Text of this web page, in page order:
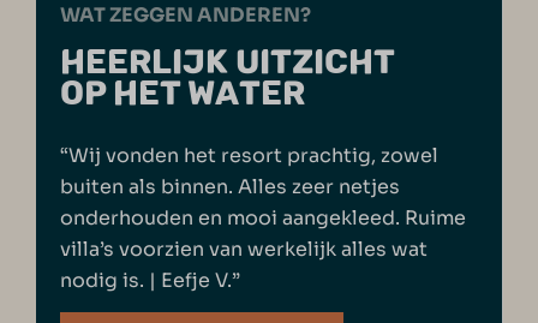
WAT ZEGGEN ANDEREN?
HEERLIJK UITZICHT
OP HET WATER
“Wij vonden het resort prachtig, zowel
buiten als binnen. Alles zeer netjes
onderhouden en mooi aangekleed. Ruime
villa’s voorzien van werkelijk alles wat
nodig is. | Eefje V.”